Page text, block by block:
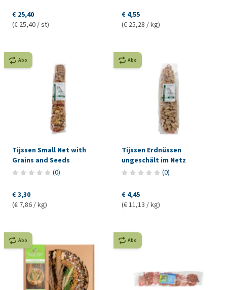
€ 25,40
(€ 25,40 / st)
€ 4,55
(€ 25,28 / kg)
Abo
Tijssen Small Net with
Grains and Seeds
(0)
€ 3,30
(€ 7,86 / kg)
Abo
Tijssen Erdnüssen
ungeschält im Netz
(0)
€ 4,45
(€ 11,13 / kg)
Abo Abo